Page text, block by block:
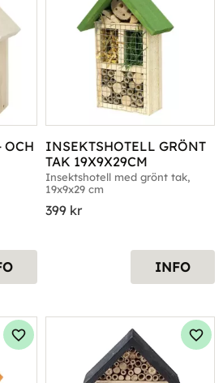
OCH
INSEKTSHOTELL GRÖNT
TAK 19X9X29CM
Insektshotell med grönt tak,
19x9x29 cm
399 kr
INFO
Lägg till i favoriter